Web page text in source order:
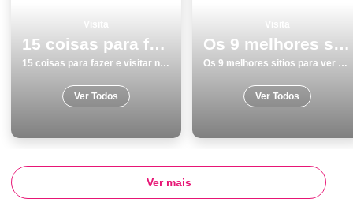
15 coisas para fazer e visitar no inverno monumentos em Portalegre
15 coisas para fazer e visitar no inverno monumentos em Portalegre
Ver Todos
Os 9 melhores sitios para ver e visitar em Monumentos no Porto
Os 9 melhores sitios para ver e visitar em Monumentos no Porto
Ver Todos
Ver mais